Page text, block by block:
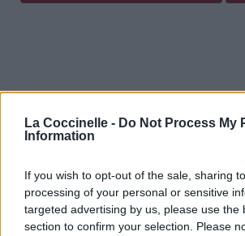
La Coccinelle - Do Not Process My
Information
If you wish to opt-out of the sale, sharing
processing of your personal or sensitive
targeted advertising by us, please use the
section to confirm your selection. Please